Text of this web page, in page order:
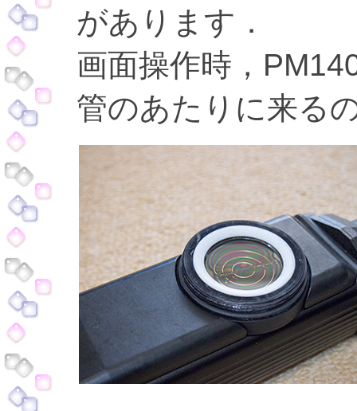
があります．
画面操作時，
管のあたりに来る